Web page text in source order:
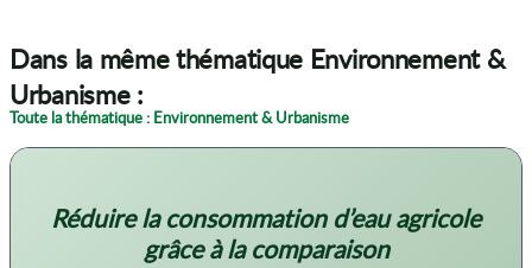
Dans la même thématique Environnement &
Urbanisme :
Toute la thématique : Environnement & Urbanisme
Réduire la consommation d’eau agricole
grâce à la comparaison